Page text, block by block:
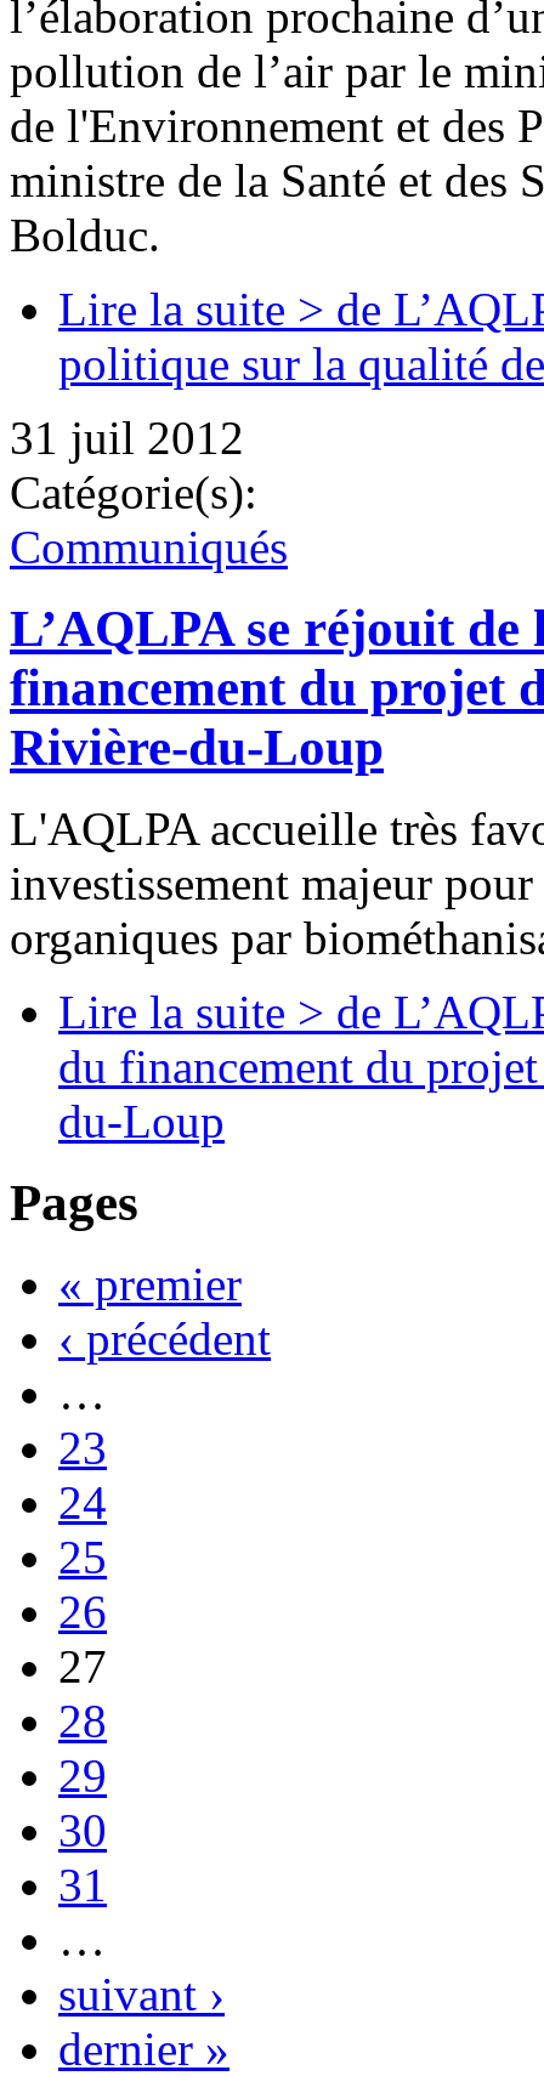
l’élaboration prochaine
pollution de l’air par le
de l'Environnement et des
ministre de la Santé et des
Bolduc.
Lire la suite > de
politique sur la qualité
31 juil 2012
Catégorie(s):
Communiqués
L’AQLPA se réjouit
financement du projet
Rivière-du-Loup
L'AQLPA accueille très
investissement majeur
organiques par
Lire la suite > de
du financement du
du-Loup
Pages
« premier
‹ précédent
…
23
24
25
26
27
28
29
30
31
…
suivant ›
dernier »